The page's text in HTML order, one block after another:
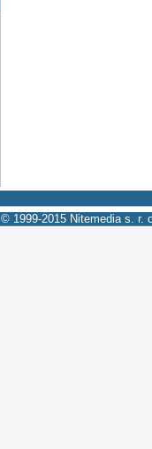
© 1999-2015 Nitemedia s. r.